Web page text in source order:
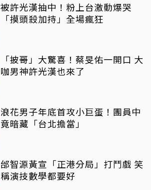
被許光漢抽中！粉上台激動爆哭
「摸頭殺加持」全場瘋狂
「披哥」大驚喜！蔡旻佑一開口 大
咖男神許光漢也來了
浪花男子年底首攻小巨蛋！團員中
竟暗藏「台北擔當」
邰智源黃宣「正港分局」打鬥戲 笑
稱演技數學都要好